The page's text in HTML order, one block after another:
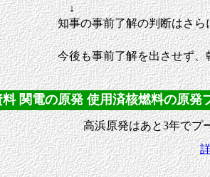
↓
知事の事前了解の判断はさら
今後も事前了解を出させず
料 関電の原発 使用済核燃料の原
高浜原発はあと3年でプ